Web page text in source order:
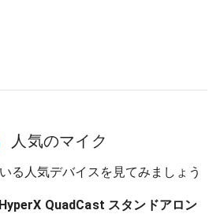
人気のマイク
る人気デバイスを見てみましょう
HyperX QuadCast スタンドアロン